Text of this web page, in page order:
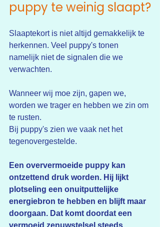
puppy te weinig slaapt?
Slaaptekort is niet altijd gemakkelijk te
herkennen. Veel puppy's tonen
namelijk niet de signalen die we
verwachten.
Wanneer wij moe zijn, gapen we,
worden we trager en hebben we zin om
te rusten.
Bij puppy's zien we vaak net het
tegenovergestelde.
Een oververmoeide puppy kan
ontzettend druk worden. Hij lijkt
plotseling een onuitputtelijke
energiebron te hebben en blijft maar
doorgaan. Dat komt doordat een
vermoeid zenuwstelsel steeds